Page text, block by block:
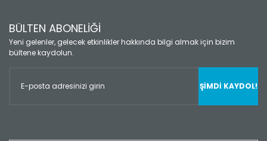
BÜLTEN ABONELİĞİ
Yeni gelenler, gelecek etkinlikler hakkında bilgi almak için bizim
bültene kaydolun.
ŞİMDİ KAYDOL!